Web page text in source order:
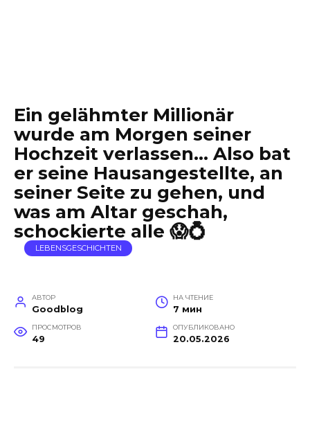
Ein gelähmter Millionär
wurde am Morgen seiner
Hochzeit verlassen… Also bat
er seine Hausangestellte, an
seiner Seite zu gehen, und
was am Altar geschah,
schockierte alle 😱💍
LEBENSGESCHICHTEN
АВТОР
Goodblog
НА ЧТЕНИЕ
7 мин
ПРОСМОТРОВ
49
ОПУБЛИКОВАНО
20.05.2026